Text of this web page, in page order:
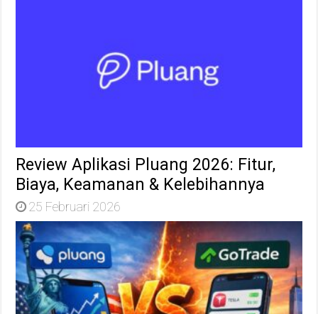
Review Aplikasi Pluang 2026: Fitur,
Biaya, Keamanan & Kelebihannya
25 Februari 2026